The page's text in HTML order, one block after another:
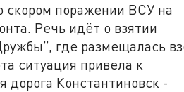
скором поражении ВСУ на
Речь идёт о взятии
где размещалась
ситуация привела к
дорога Константиновск -